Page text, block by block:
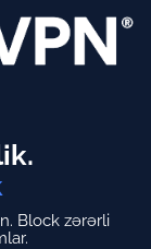
Block zərərli